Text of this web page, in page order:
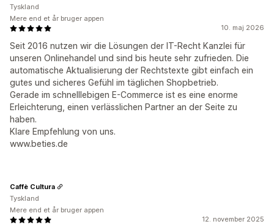
10. maj 2026
Seit 2016 nutzen wir die Lösungen der IT-Recht Kanzlei für
unseren Onlinehandel und sind bis heute sehr zufrieden. Die
automatische Aktualisierung der Rechtstexte gibt einfach ein
gutes und sicheres Gefühl im täglichen Shopbetrieb.
Gerade im schnelllebigen E-Commerce ist es eine enorme
Erleichterung, einen verlässlichen Partner an der Seite zu
haben.
Klare Empfehlung von uns.
www.beties.de
Tyskland
Mere end et år bruger appen
12. november 2025
Caffè Cultura
Tyskland
Mere end et år bruger appen